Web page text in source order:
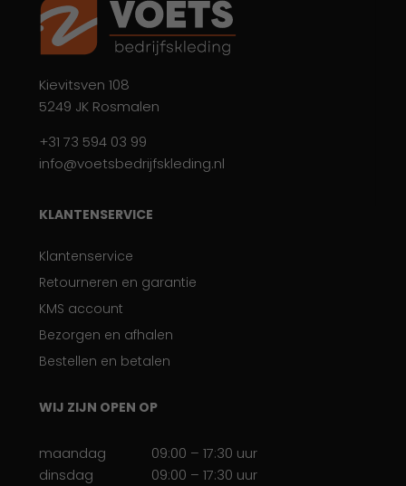
Kievitsven 108
5249 JK Rosmalen
+31 73 594 03 99
info@voetsbedrijfskleding.nl
KLANTENSERVICE
Klantenservice
Retourneren en garantie
KMS account
Bezorgen en afhalen
Bestellen en betalen
WIJ ZIJN OPEN OP
maandag
09:00 – 17:30 uur
dinsdag
09:00 – 17:30 uur